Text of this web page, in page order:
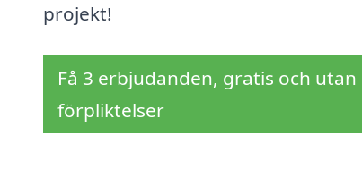
projekt!
Få 3 erbjudanden, gratis och utan
förpliktelser